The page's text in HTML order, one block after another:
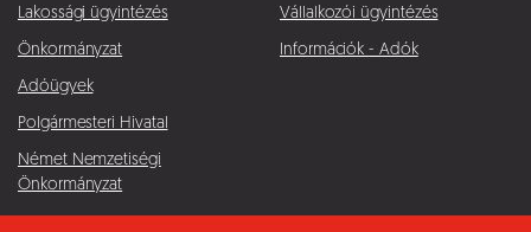
Lakossági ügyintézés
Önkormányzat
Adóügyek
Polgármesteri Hivatal
Német Nemzetiségi
Önkormányzat
Vállalkozói ügyintézés
Információk - Adók